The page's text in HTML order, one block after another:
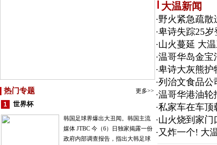
热门专题 更多>>
世界杯
韩国足球界爆出大丑闻。韩国主流
媒体 JTBC 今（6）日独家揭露一份
政府内部调查报告，指出大韩足球
大温新闻
·野火紧急疏散
·卑诗失踪25
·山火蔓延 大
·温哥华岛金宝
·卑诗大灰熊护
·列治文食品公
·温哥华港油轮
·私家车在车顶
·山火烧到家门
·又炸一个! 大